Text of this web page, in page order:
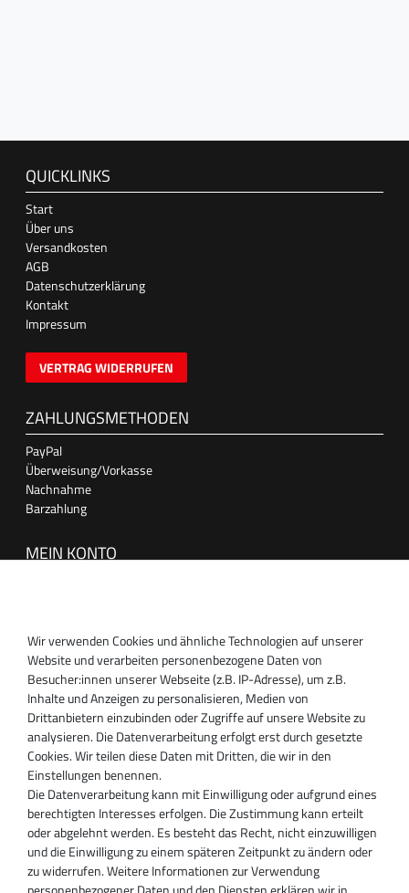
QUICKLINKS
Start
Über uns
Versandkosten
AGB
Datenschutzerklärung
Kontakt
Impressum
VERTRAG WIDERRUFEN
ZAHLUNGSMETHODEN
PayPal
Überweisung/Vorkasse
Nachnahme
Barzahlung
MEIN KONTO
SUPPORT
Inhaber:
Magnos Turbosystems GmbH
Miraustraße 27-29
D-13509 Berlin
+49 30 340 606 740
+49 30 340 606 740
+49 30 340 606 745
info@turboservice24.de
Aktuelle Öffnungszeiten
Mo-Fr: 08:00 Uhr - 18:00 Uhr
Wir verwenden Cookies und ähnliche Technologien auf unserer
Website und verarbeiten personenbezogene Daten von
Besucher:innen unserer Webseite (z.B. IP-Adresse), um z.B.
Inhalte und Anzeigen zu personalisieren, Medien von
Drittanbietern einzubinden oder Zugriffe auf unsere Website zu
analysieren. Die Datenverarbeitung erfolgt erst durch gesetzte
Cookies. Wir teilen diese Daten mit Dritten, die wir in den
Einstellungen benennen.
Die Datenverarbeitung kann mit Einwilligung oder aufgrund eines
berechtigten Interesses erfolgen. Die Zustimmung kann erteilt
oder abgelehnt werden. Es besteht das Recht, nicht einzuwilligen
und die Einwilligung zu einem späteren Zeitpunkt zu ändern oder
zu widerrufen. Weitere Informationen zur Verwendung